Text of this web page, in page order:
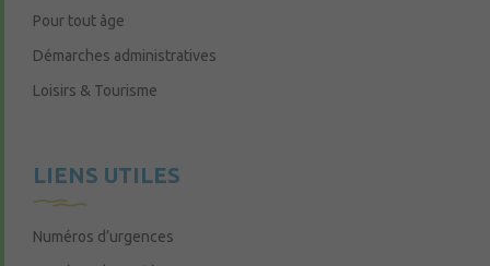
Pour tout âge
Démarches administratives
Loisirs & Tourisme
LIENS UTILES
Numéros d’urgences